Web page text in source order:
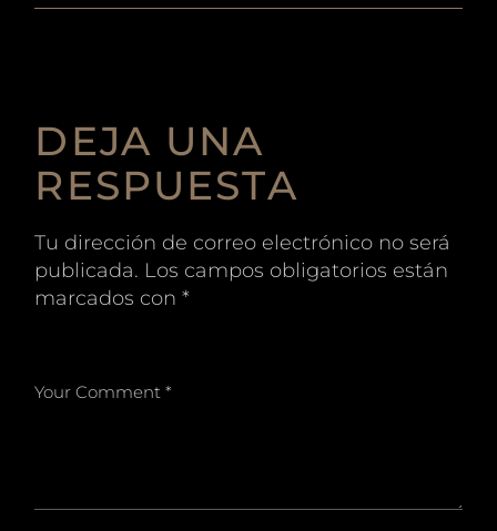
DEJA UNA
RESPUESTA
Tu dirección de correo electrónico no será
publicada. Los campos obligatorios están
marcados con*